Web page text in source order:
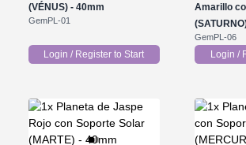
(VÉNUS) - 40mm
GemPL-01
Login / Register to Start
Amarillo
GemPL-06
Login /